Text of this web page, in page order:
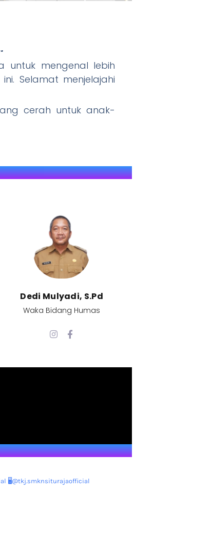
untuk mengenal lebih
ini. Selamat menjelajahi
cerah untuk anak-
Dedi Mulyadi, S.Pd​
Waka Bidang Humas
🖥@tkj.smknsiturajaofficial